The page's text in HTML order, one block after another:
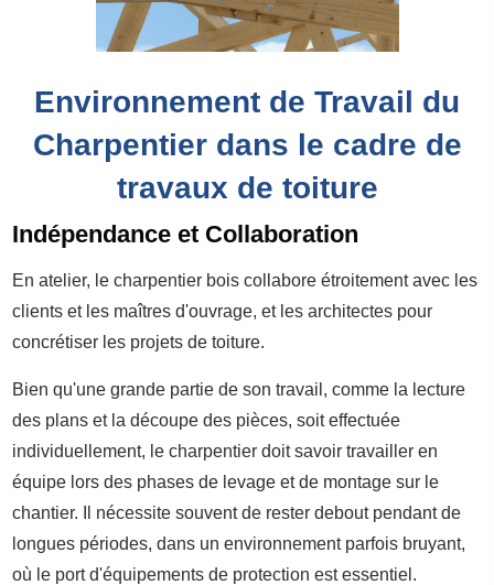
Environnement de Travail du
Charpentier dans le cadre de
travaux de toiture
Indépendance et Collaboration
En atelier, le charpentier bois collabore étroitement avec les
clients et les maîtres d'ouvrage, et les architectes pour
concrétiser les projets de toiture.
Bien qu'une grande partie de son travail, comme la lecture
des plans et la découpe des pièces, soit effectuée
individuellement, le charpentier doit savoir travailler en
équipe lors des phases de levage et de montage sur le
chantier. Il nécessite souvent de rester debout pendant de
longues périodes, dans un environnement parfois bruyant,
où le port d'équipements de protection est essentiel.